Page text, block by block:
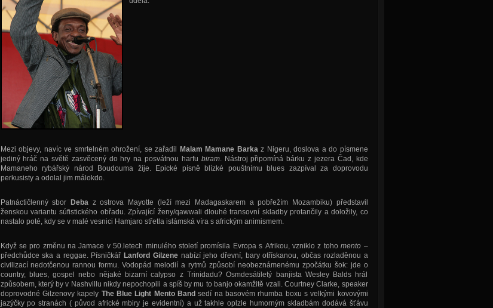
Mezi objevy, navíc ve smrtelném ohrožení, se zařadil Malam Mamane Barkaz Nigeru, doslova a do písmene
jediný hráč na světě zasvěcený do hry na posvátnou harfu biram. Nástroj připomíná bárku z jezera Čad, kde
Mamaneho rybářský národ Boudouma žije. Epické písně blízké pouštnímu blues zazpíval za doprovodu
perkusisty a odolal jim málokdo.
Patnáctičlenný sbor Debaz ostrova Mayotte (leží mezi Madagaskarem a pobřežím Mozambiku) představil
ženskou variantu súfistického obřadu. Zpívající ženy/qawwali dlouhé transovní skladby protančily a doložily, co
nastalo poté, kdy se v malé vesnici Hamjaro střetla islámská víra s africkým animismem.
Když se pro změnu na Jamace v 50.letech minulého století promísila Evropa s Afrikou, vzniklo z tohomento –
předchůdce ska a reggae. Písničkář Lanford Gilzenenabízí jeho dřevní, bary otřískanou, občas rozladěnou a
civilizací nedotčenou rannou formu. Vodopád melodií a rytmů způsobí neobeznámenému zpočátku šok: jde o
country, blues, gospel nebo nějaké bizarní calypso z Trinidadu? Osmdesátiletý banjista Wesley Balds hrál
způsobem, který by v Nashvillu nikdy nepochopili a spíš by mu to banjo okamžitě vzali. Courtney Clarke, speaker
doprovodné Gilzenovy kapely The Blue Light Mento Band sedí na basovém rhumba boxu s velkými kovovými
jazýčky po stranách ( původ africké mbiry je evidentní) a už takhle oplzle humorným skladbám dodává šťávu